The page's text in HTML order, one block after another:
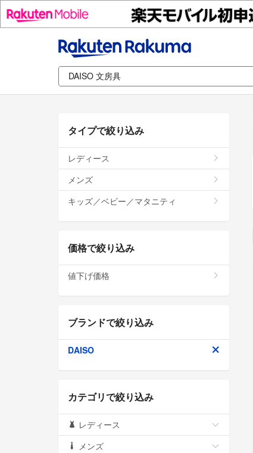
タイプで絞り込み
レディース
メンズ
キッズ／ベビー／マタニティ
価格で絞り込み
値下げ価格
ブランドで絞り込み
DAISO
カテゴリで絞り込み
レディース
メンズ